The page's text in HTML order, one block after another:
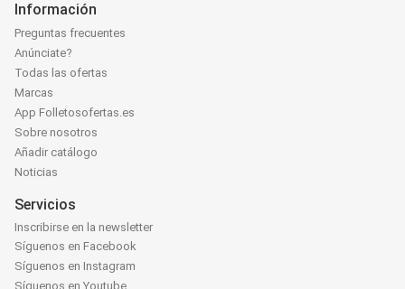
Información
Preguntas frecuentes
Anúnciate?
Todas las ofertas
Marcas
App Folletosofertas.es
Sobre nosotros
Añadir catálogo
Noticias
Servicios
Inscribirse en la newsletter
Síguenos en Facebook
Síguenos en Instagram
Síguenos en Youtube